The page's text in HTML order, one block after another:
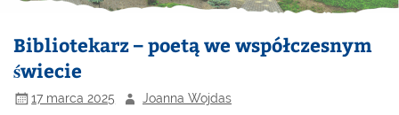
Bibliotekarz – poetą we współczesnym
świecie
17 marca 2025 Joanna Wojdas